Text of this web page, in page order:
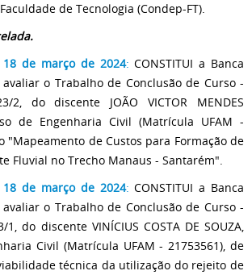
de Tecnologia (Condep-FT).
de março de 2024: CONSTITUI a Banca
o Trabalho de Conclusão de Curso -
2, do discente JOÃO VICTOR MENDES
de Engenharia Civil (Matrícula UFAM -
"Mapeamento de Custos para Formação de
Fluvial no Trecho Manaus - Santarém".
de março de 2024: CONSTITUI a Banca
o Trabalho de Conclusão de Curso -
do discente VINÍCIUS COSTA DE SOUZA,
Civil (Matrícula UFAM - 21753561), de
técnica da utilização do rejeito de